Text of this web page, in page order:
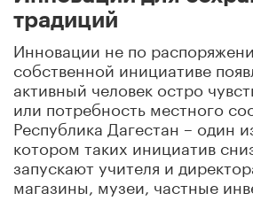
традиций
Инновации не по
собственной инициативе
активный человек остро
или потребность местного
Республика Дагестан – один
котором таких инициатив
запускают учителя и
магазины, музеи, частные